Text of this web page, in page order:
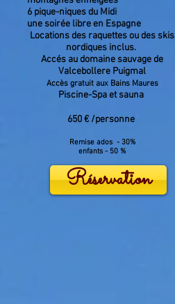
6 pique-niques du Midi
une soirée libre en Espagne
Locations des raquettes ou des skis
nordiques inclus.
Accés au domaine sauvage de
Valcebollere Puigmal
Accès gratuit aux Bains Maures
Piscine-Spa et sauna
650 € /personne
Remise ados - 30%
enfants - 50 %
Réservation